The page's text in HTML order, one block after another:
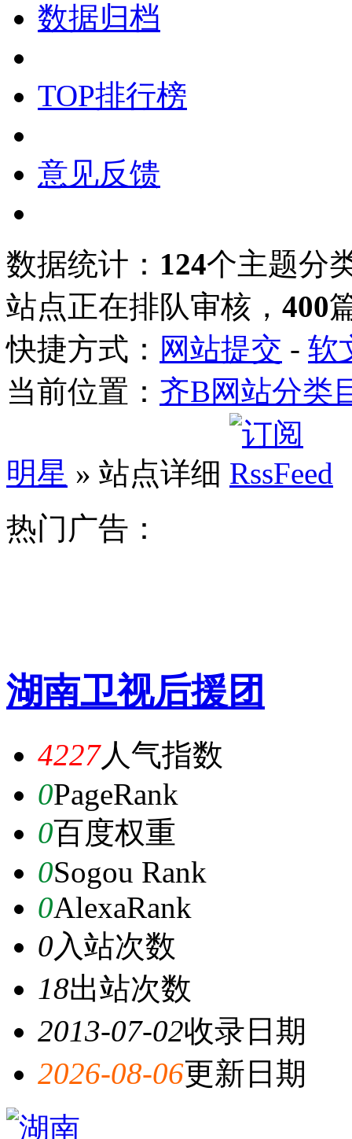
数据归档
TOP排行榜
意见反馈
数据统计： 124个主题分
站点正在排队审核， 400
快捷方式： 网站提交 - 软
当前位置： 齐B网站分类
明星 » 站点详细
热门广告：
湖南卫视后援团
4227人气指数
0PageRank
0百度权重
0Sogou Rank
0AlexaRank
0入站次数
18出站次数
2013-07-02收录日期
2026-08-06更新日期